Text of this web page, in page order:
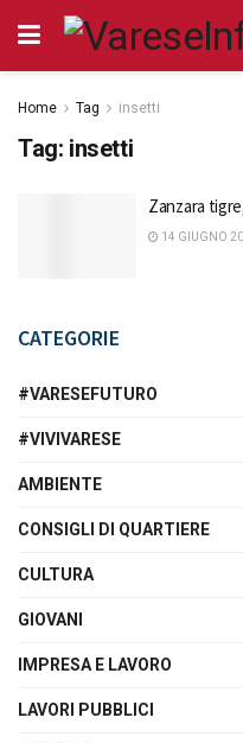
Home Tag insetti
Tag: insetti
Zanzara
14 GIUGNO
CATEGORIE
#VARESEFUTURO
#VIVIVARESE
AMBIENTE
CONSIGLI DI QUARTIERE
CULTURA
GIOVANI
IMPRESA E LAVORO
LAVORI PUBBLICI